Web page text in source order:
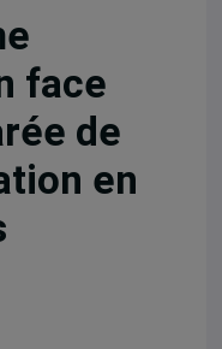
face
de
en